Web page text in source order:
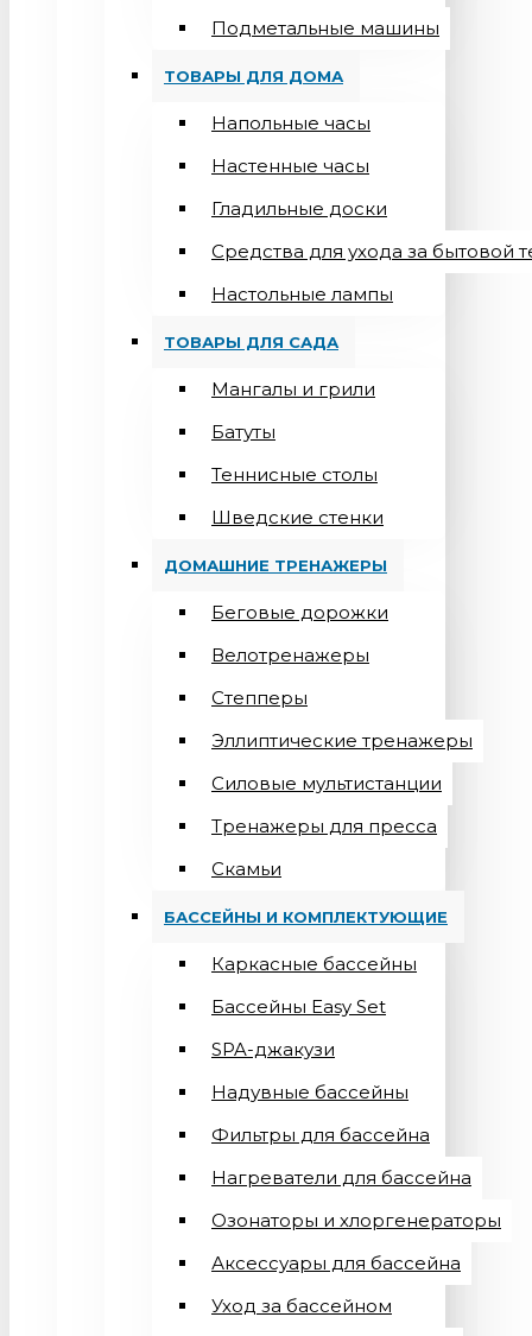
Подметальные машины
ТОВАРЫ ДЛЯ ДОМА
Напольные часы
Настенные часы
Гладильные доски
Средства для ухода за бытовой
Настольные лампы
ТОВАРЫ ДЛЯ САДА
Мангалы и грили
Батуты
Теннисные столы
Шведские стенки
ДОМАШНИЕ ТРЕНАЖЕРЫ
Беговые дорожки
Велотренажеры
Степперы
Эллиптические тренажеры
Силовые мультистанции
Тренажеры для пресса
Скамьи
БАССЕЙНЫ И КОМПЛЕКТУЮЩИЕ
Каркасные бассейны
Бассейны Easy Set
SPA-джакузи
Надувные бассейны
Фильтры для бассейна
Нагреватели для бассейна
Озонаторы и хлоргенераторы
Аксессуары для бассейна
Уход за бассейном